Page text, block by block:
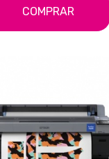
COMPRAR